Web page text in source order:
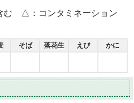
む △：コンタミネーション
そば 落花生 えび かに